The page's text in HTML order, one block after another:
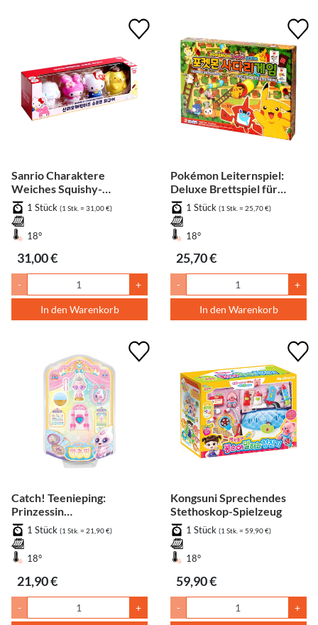
Sanrio Charaktere
Weiches Squishy-
Spielzeug
1 Stück (1 Stk. = 31,00 €)
18°
31,00 €
- +
In den Warenkorb
Pokémon Leiternspiel:
Deluxe Brettspiel für
Kinder
1 Stück (1 Stk. = 25,70 €)
18°
25,70 €
- +
In den Warenkorb
Catch! Teenieping:
Prinzessin
Kkangchongping Häschen-
Figur
1 Stück (1 Stk. = 21,90 €)
18°
21,90 €
- +
Kongsuni Sprechendes
Stethoskop-Spielzeug
1 Stück (1 Stk. = 59,90 €)
18°
59,90 €
- +